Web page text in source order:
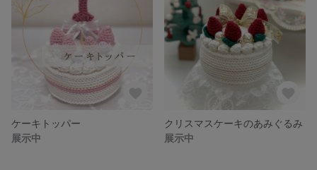
ケーキトッパー
展示中
クリスマスケーキのあみぐるみ
展示中